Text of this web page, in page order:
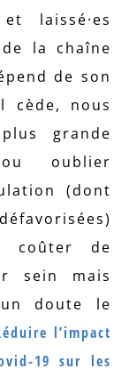
laissé·es
la chaîne
de son
cède, nous
grande
oublier
(dont
coûter de
sein mais
doute le
l’impact
19 sur les